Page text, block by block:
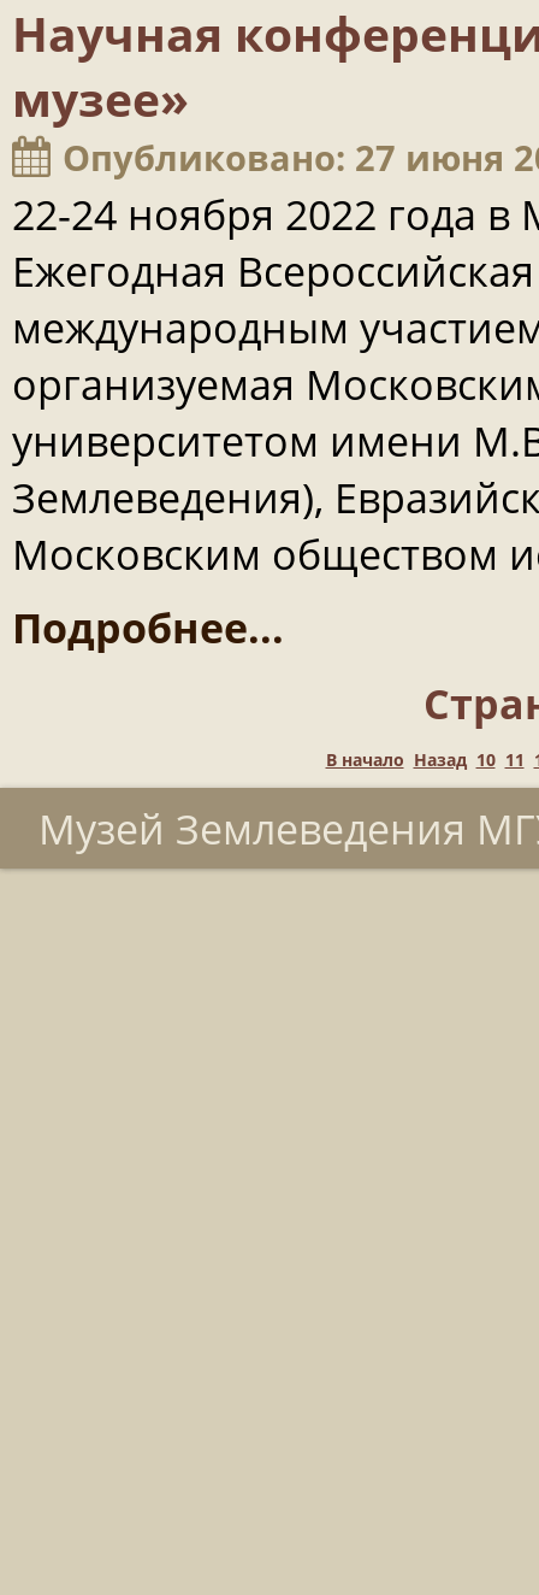
Научная
музее»
Опубликовано: 27 июня
22-24 ноября 2022 года в
Ежегодная
международным
организуемая
университетом имени
Землеведения),
Московским обществом
Подробнее...
В начало Назад 10 11
Музей Землеведения